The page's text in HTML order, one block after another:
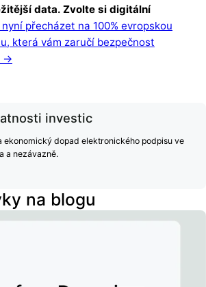
data. Zvolte si digitální
přecházet na 100% evropskou
která vám zaručí bezpečnost
→
investic
ekonomický dopad elektronického podpisu ve
a nezávazně.
na blogu